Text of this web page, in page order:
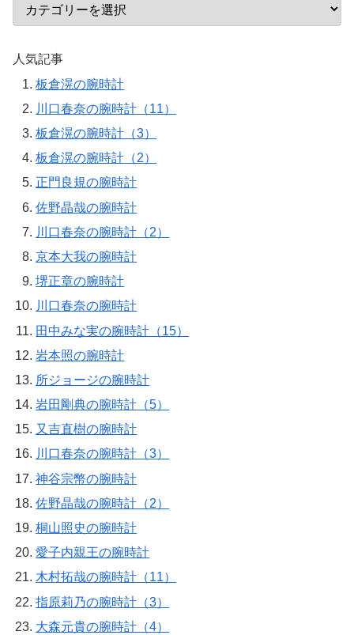
人気記事
板倉滉の腕時計
川口春奈の腕時計（11）
板倉滉の腕時計（3）
板倉滉の腕時計（2）
正門良規の腕時計
佐野晶哉の腕時計
川口春奈の腕時計（2）
京本大我の腕時計
堺正章の腕時計
川口春奈の腕時計
田中みな実の腕時計（15）
岩本照の腕時計
所ジョージの腕時計
岩田剛典の腕時計（5）
又吉直樹の腕時計
川口春奈の腕時計（3）
神谷宗幣の腕時計
佐野晶哉の腕時計（2）
桐山照史の腕時計
愛子内親王の腕時計
木村拓哉の腕時計（11）
指原莉乃の腕時計（3）
大森元貴の腕時計（4）